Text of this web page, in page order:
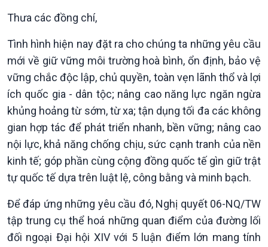
Chính trị
Tin Chính trị
Chính phủ với người dân
Quốc hội với cử tri
Xây dựng đảng
Đảng trong cuộc sống
Nhận diện sự thật
Pháp luật và đời sống
Thế giới
Tin thế giới
Vấn đề quốc tế
Hồ sơ sự kiện quốc tế
Thế giới & Việt Nam
Biên cương - Một dải vững
bền
Thưa các đồng chí,
Tình hình hiện nay đặt ra cho chúng ta những yêu cầu
mới về giữ vững môi trường hoà bình, ổn định, bảo vệ
vững chắc độc lập, chủ quyền, toàn vẹn lãnh thổ và lợi
ích quốc gia - dân tộc; nâng cao năng lực ngăn ngừa
khủng hoảng từ sớm, từ xa; tận dụng tối đa các không
gian hợp tác để phát triển nhanh, bền vững; nâng cao
nội lực, khả năng chống chịu, sức cạnh tranh của nền
kinh tế; góp phần cùng cộng đồng quốc tế gìn giữ trật
tự quốc tế dựa trên luật lệ, công bằng và minh bạch.
Để đáp ứng những yêu cầu đó, Nghị quyết 06-NQ/TW
tập trung cụ thể hoá những quan điểm của đường lối
đối ngoại Đại hội XIV với 5 luận điểm lớn mang tính